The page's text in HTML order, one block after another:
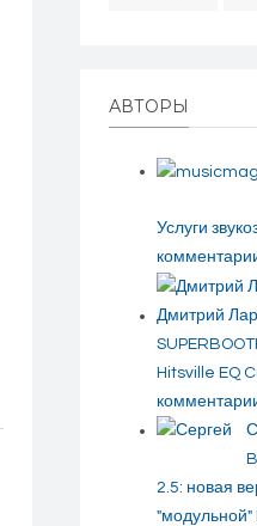
АВТОРЫ
Услуги
Дмитрий
Hitsville EQ
2.5: новая
"модульной"